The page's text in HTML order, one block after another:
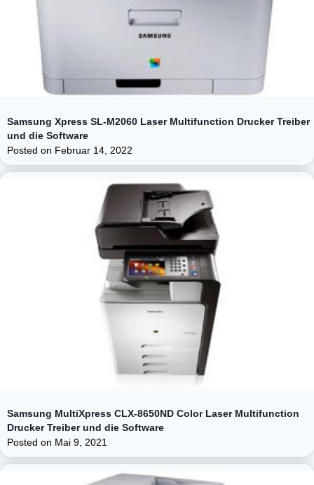
Samsung Xpress SL-M2060 Laser Multifunction Drucker Treiber
und die Software
Posted on Februar 14, 2022
Samsung MultiXpress CLX-8650ND Color Laser Multifunction
Drucker Treiber und die Software
Posted on Mai 9, 2021